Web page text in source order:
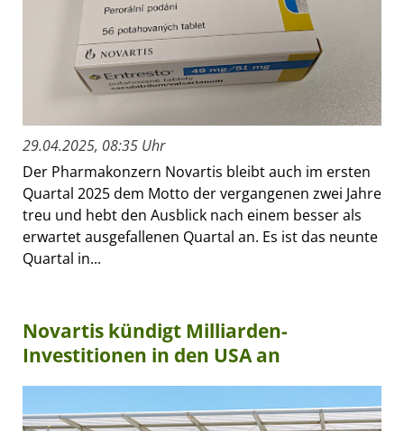
29.04.2025, 08:35 Uhr
Der Pharmakonzern Novartis bleibt auch im ersten
Quartal 2025 dem Motto der vergangenen zwei Jahre
treu und hebt den Ausblick nach einem besser als
erwartet ausgefallenen Quartal an. Es ist das neunte
Quartal in...
Novartis kündigt Milliarden-
Investitionen in den USA an